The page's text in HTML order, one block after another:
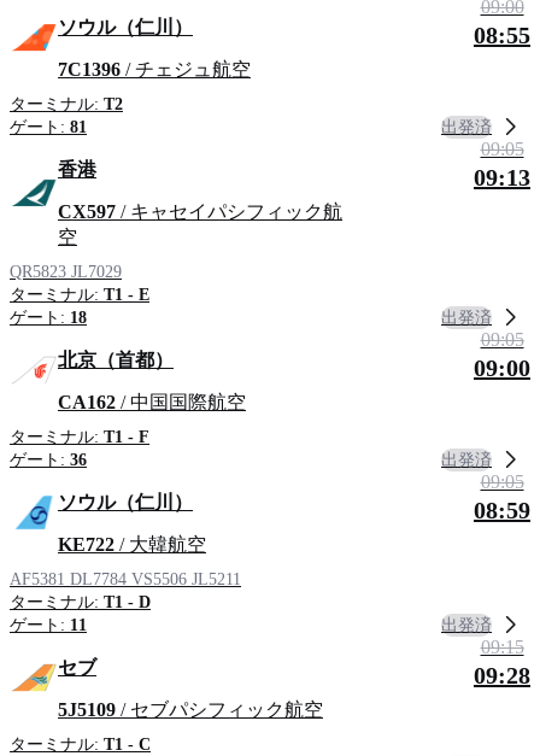
ソウル（仁川）
7C1396 / チェジュ航空
ターミナル: T2
ゲート: 81
09:00
08:55
出発済
香港
CX597 / キャセイパシフィック航
空
QR5823 JL7029
ターミナル: T1 - E
ゲート: 18
09:05
09:13
出発済
北京（首都）
CA162 / 中国国際航空
ターミナル: T1 - F
ゲート: 36
09:05
09:00
出発済
ソウル（仁川）
KE722 / 大韓航空
AF5381 DL7784 VS5506 JL5211
ターミナル: T1 - D
ゲート: 11
09:05
08:59
出発済
セブ
5J5109 / セブパシフィック航空
ターミナル: T1 - C
09:15
09:28